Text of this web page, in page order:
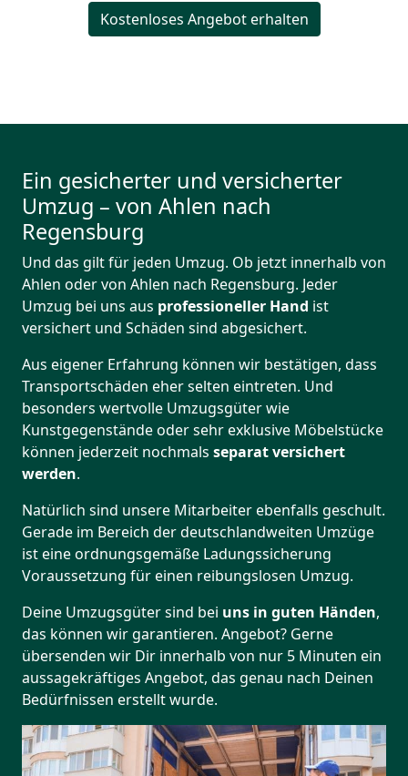
Kostenloses Angebot erhalten
Ein gesicherter und versicherter
Umzug – von Ahlen nach
Regensburg
Und das gilt für jeden Umzug. Ob jetzt innerhalb von
Ahlen oder von Ahlen nach Regensburg. Jeder
Umzug bei uns aus professioneller Hand ist
versichert und Schäden sind abgesichert.
Aus eigener Erfahrung können wir bestätigen, dass
Transportschäden eher selten eintreten. Und
besonders wertvolle Umzugsgüter wie
Kunstgegenstände oder sehr exklusive Möbelstücke
können jederzeit nochmals separat versichert
werden.
Natürlich sind unsere Mitarbeiter ebenfalls geschult.
Gerade im Bereich der deutschlandweiten Umzüge
ist eine ordnungsgemäße Ladungssicherung
Voraussetzung für einen reibungslosen Umzug.
Deine Umzugsgüter sind bei uns in guten Händen,
das können wir garantieren. Angebot? Gerne
übersenden wir Dir innerhalb von nur 5 Minuten ein
aussagekräftiges Angebot, das genau nach Deinen
Bedürfnissen erstellt wurde.